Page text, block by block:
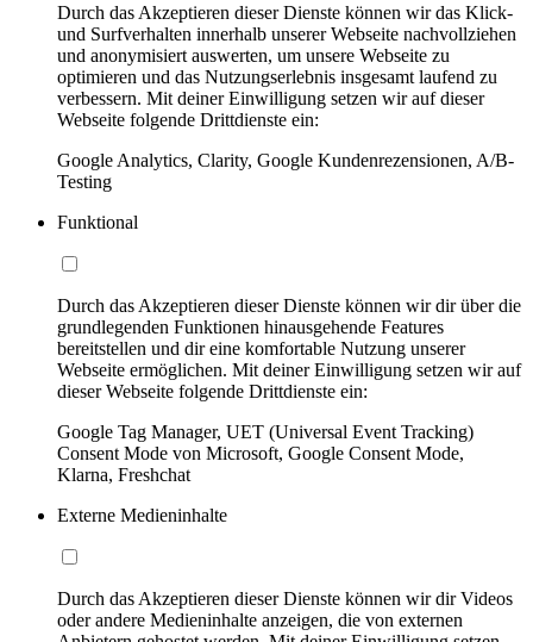
Durch das Akzeptieren dieser Dienste können wir das Klick-
und Surfverhalten innerhalb unserer Webseite nachvollziehen
und anonymisiert auswerten, um unsere Webseite zu
optimieren und das Nutzungserlebnis insgesamt laufend zu
verbessern. Mit deiner Einwilligung setzen wir auf dieser
Webseite folgende Drittdienste ein:
Google Analytics, Clarity, Google Kundenrezensionen, A/B-
Testing
Funktional
Durch das Akzeptieren dieser Dienste können wir dir über die
grundlegenden Funktionen hinausgehende Features
bereitstellen und dir eine komfortable Nutzung unserer
Webseite ermöglichen. Mit deiner Einwilligung setzen wir auf
dieser Webseite folgende Drittdienste ein:
Google Tag Manager, UET (Universal Event Tracking)
Consent Mode von Microsoft, Google Consent Mode,
Klarna, Freshchat
Externe Medieninhalte
Durch das Akzeptieren dieser Dienste können wir dir Videos
oder andere Medieninhalte anzeigen, die von externen